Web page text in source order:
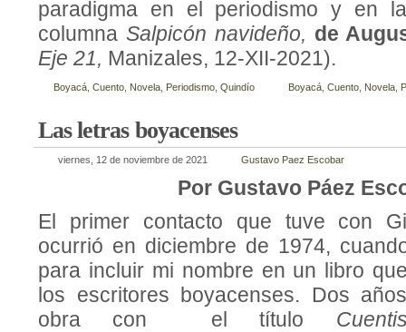
paradigma en el periodismo y en
columna Salpicón navideño, de
Eje 21, Manizales, 12-XII-2021).
Boyacá Cuento Novela Periodismo Quindío Boyacá Cuento Novela
Las letras boyacenses
viernes, 12 de noviembre de 2021 Gustavo Paez Escobar
Por Gustavo Páez
El primer contacto que tuve con
ocurrió en diciembre de 1974,
para incluir mi nombre en un libro
los escritores boyacenses. Dos
obra con el título